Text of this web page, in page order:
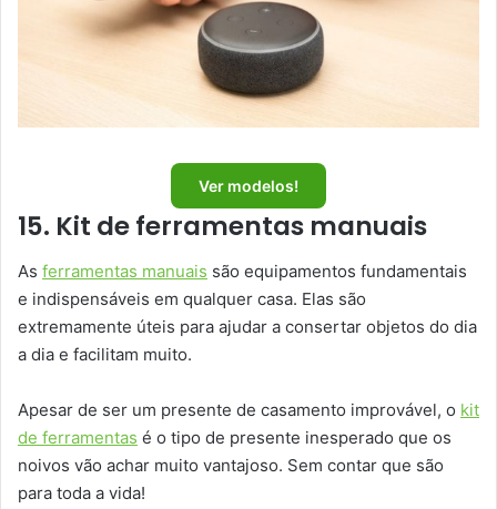
Ver modelos!
15. Kit de ferramentas manuais
As ferramentas manuais são equipamentos fundamentais
e indispensáveis em qualquer casa. Elas são
extremamente úteis para ajudar a consertar objetos do dia
a dia e facilitam muito.
Apesar de ser um presente de casamento improvável, o kit
de ferramentas é o tipo de presente inesperado que os
noivos vão achar muito vantajoso. Sem contar que são
para toda a vida!